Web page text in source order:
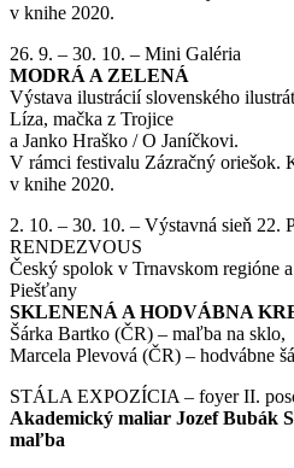
v knihe 2020.
26. 9. – 30. 10. – Mini Galéria
MODRÁ A ZELENÁ
Výstava ilustrácií slovenského
Líza, mačka z Trojice
a Janko Hraško / O Janíčkovi.
V rámci festivalu Zázračný oriešok.
v knihe 2020.
2. 10. – 30. 10. – Výstavná sieň 22.
RENDEZVOUS
Český spolok v Trnavskom regióne
Piešťany
SKLENENÁ A HODVÁBNA
Šárka Bartko (ČR) – maľba na sklo,
Marcela Plevová (ČR) – hodvábne
STÁLA EXPOZÍCIA – foyer II.
Akademický maliar Jozef Bubák
maľba